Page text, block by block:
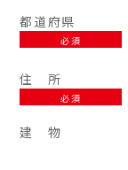
都道府県
必須
住 所
必須
建 物